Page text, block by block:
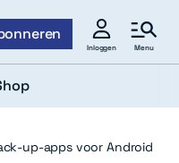
Inloggen Menu
up-apps voor Android